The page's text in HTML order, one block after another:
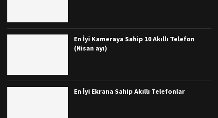
En İyi Kameraya Sahip 10 Akıllı Telefon
(Nisan ayı)
En İyi Ekrana Sahip Akıllı Telefonlar